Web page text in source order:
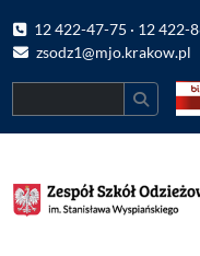
12 422-47-75 · 12 422-
zsodz1@mjo.krakow.pl